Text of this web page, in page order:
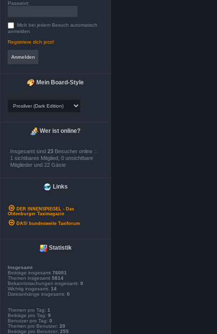
Passwort:
Mich bei jedem Besuch automatisch
anmelden
Registriere dich jetzt!
Mein Board-Style
Wer ist online?
Insgesamt sind 23 Besucher online ::
1 sichtbares Mitglied, 0 unsichtbare
Mitglieder und 22 Gäste
Links
DER INNENSPIEGEL - Das
Oldenburger Taximagazin
DAS! bundesweite Taxiforum
Statistik
Insgesamt
Beiträge insgesamt 76001
Themen insgesamt 5814
Bekanntmachungen insgesamt: 0
Wichtig insgesamt: 14
Dateianhänge insgesamt: 0
Themen pro Tag: 1
Beiträge pro Tag: 9
Benutzer pro Tag: 0
Themen pro Benutzer: 20
Beiträge pro Benutzer: 255